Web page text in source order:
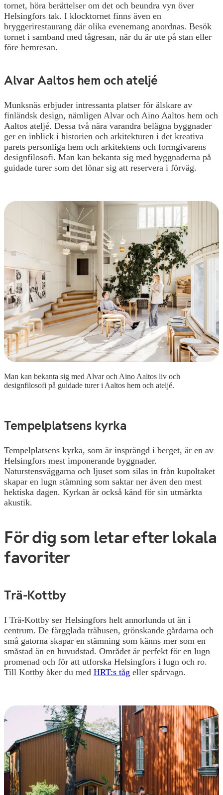
tornet, höra berättelser om det och beundra vyn över
Helsingfors tak. I klocktornet finns även en
bryggerirestaurang där olika evenemang anordnas. Besök
tornet i samband med tågresan, när du är ute på stan eller
före hemresan.
Alvar Aaltos hem och ateljé
Munksnäs erbjuder intressanta platser för älskare av
finländsk design, nämligen Alvar och Aino Aaltos hem och
Aaltos ateljé. Dessa två nära varandra belägna byggnader
ger en inblick i historien och arkitekturen i det kreativa
parets personliga hem och arkitektens och formgivarens
designfilosofi. Man kan bekanta sig med byggnaderna på
guidade turer som det lönar sig att reservera i förväg.
Man kan bekanta sig med Alvar och Aino Aaltos liv och
designfilosofi på guidade turer i Aaltos hem och ateljé.
Tempelplatsens kyrka
Tempelplatsens kyrka, som är insprängd i berget, är en av
Helsingfors mest imponerande byggnader.
Naturstensväggarna och ljuset som silas in från kupoltaket
skapar en lugn stämning som saktar ner även den mest
hektiska dagen. Kyrkan är också känd för sin utmärkta
akustik.
För dig som letar efter lokala
favoriter
Trä-Kottby
I Trä-Kottby ser Helsingfors helt annorlunda ut än i
centrum. De färgglada trähusen, grönskande gårdarna och
små gatorna skapar en stämning som känns mer som en
småstad än en huvudstad. Området är perfekt för en lugn
promenad och för att utforska Helsingfors i lugn och ro.
Till Kottby åker du med HRT:s tåg eller spårvagn.